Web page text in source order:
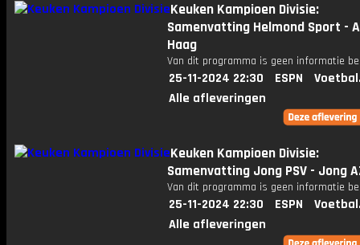
Keuken Kampioen Divisie:
Samenvatting Helmond Sport -
Haag
Van dit programma is geen informatie
25-11-2024 22:30 ESPN
Alle afleveringen
Keuken Kampioen Divisie:
Samenvatting Jong PSV - Jong
Van dit programma is geen informatie
25-11-2024 22:30 ESPN
Alle afleveringen